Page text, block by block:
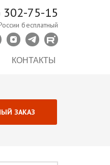
302-75-15
бесплатный
КОНТАКТЫ
ЗАКАЗ